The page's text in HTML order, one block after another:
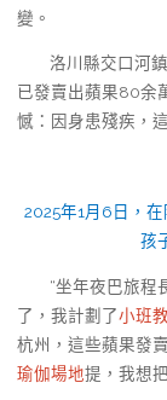
變。
洛川縣交口河
已發賣出蘋果80余
憾：因身患殘疾，
2025年1月6日，
孩
“坐年夜巴旅程
了，我計劃了小班
杭州，這些蘋果發
瑜伽場地提，我想